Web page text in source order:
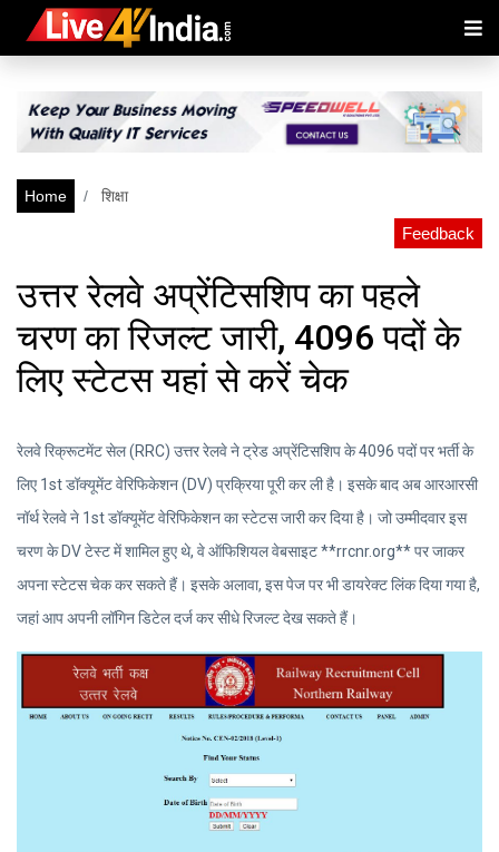
Home शिक्षा
Feedback
उत्तर रेलवे अप्रेंटिसशिप का पहले
चरण का रिजल्ट जारी, 4096 पदों के
लिए स्टेटस यहां से करें चेक
रेलवे रिक्रूटमेंट सेल (RRC) उत्तर रेलवे ने ट्रेड अप्रेंटिसशिप के 4096 पदों पर भर्ती के
लिए 1st डॉक्यूमेंट वेरिफिकेशन (DV) प्रक्रिया पूरी कर ली है। इसके बाद अब आरआरसी
नॉर्थ रेलवे ने 1st डॉक्यूमेंट वेरिफिकेशन का स्टेटस जारी कर दिया है। जो उम्मीदवार इस
चरण के DV टेस्ट में शामिल हुए थे, वे ऑफिशियल वेबसाइट **rrcnr.org** पर जाकर
अपना स्टेटस चेक कर सकते हैं। इसके अलावा, इस पेज पर भी डायरेक्ट लिंक दिया गया है,
जहां आप अपनी लॉगिन डिटेल दर्ज कर सीधे रिजल्ट देख सकते हैं।